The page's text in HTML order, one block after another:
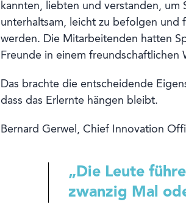
kannten, liebten und verstanden, um
unterhaltsam, leicht zu befolgen und
werden. Die Mitarbeitenden hatten
Freunde in einem freundschaftlichen
Das brachte die entscheidende
dass das Erlernte hängen bleibt.
Bernard Gerwel, Chief Innovation
„Die Leute
zwanzig Mal